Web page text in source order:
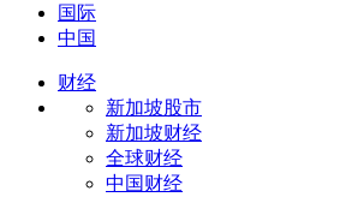
国际
中国
财经
新加坡股市
新加坡财经
全球财经
中国财经